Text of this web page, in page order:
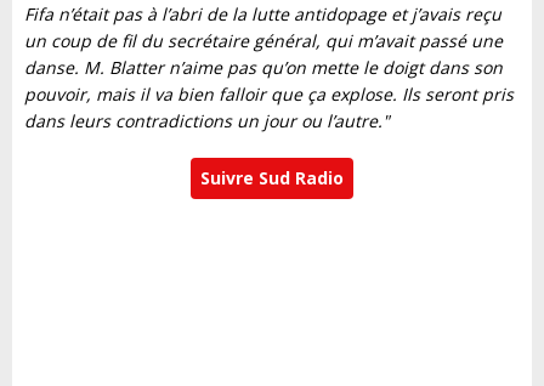
Fifa n’était pas à l’abri de la lutte antidopage et j’avais reçu
un coup de fil du secrétaire général, qui m’avait passé une
danse. M. Blatter n’aime pas qu’on mette le doigt dans son
pouvoir, mais il va bien falloir que ça explose. Ils seront pris
dans leurs contradictions un jour ou l’autre."
Suivre Sud Radio